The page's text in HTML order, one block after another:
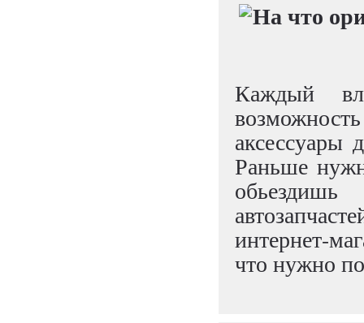
Каждый
аксессуары
Раньше
интернет-
что нужно